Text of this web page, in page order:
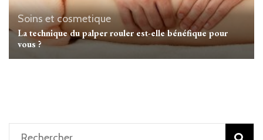
Soins et cosmetique
La technique du palper rouler est-elle bénéfique pour
vous ?
Rechercher :